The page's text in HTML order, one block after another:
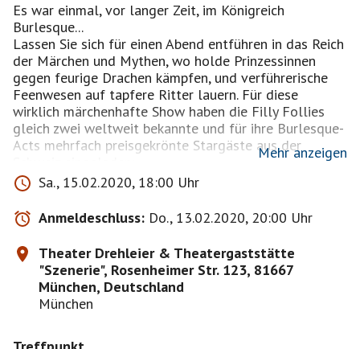
Es war einmal, vor langer Zeit, im Königreich
Burlesque...
Lassen Sie sich für einen Abend entführen in das Reich
der Märchen und Mythen, wo holde Prinzessinnen
gegen feurige Drachen kämpfen, und verführerische
Feenwesen auf tapfere Ritter lauern. Für diese
wirklich märchenhafte Show haben die Filly Follies
gleich zwei weltweit bekannte und für ihre Burlesque-
Acts mehrfach preisgekrönte Stargäste aus der
Mit indischen Wurzeln in der französischen Schweiz
lebend, verbindet die „Swiss Queen of Fire-Tassels“
Misty Lotus kraftvoll und bezaubernd die besten
Elemente zweier Welten. Ihre aufregenden Burlesque-
Acts und Feuer-Performances begeistern das
Publikum, wo immer ihr Fuß den Boden einer Bühne
berührt. Aus dem deutschsprachigen Teil der Schweiz
reist die über-glamouröse Minouche von Marabou zu
Auftritten und Festivals auf der ganzen Welt.
Mehr anzeigen
Sa., 15.02.2020, 18:00 Uhr
Anmeldeschluss: Do., 13.02.2020, 20:00 Uhr
Theater Drehleier & Theatergaststätte
"Szenerie", Rosenheimer Str. 123, 81667
München, Deutschland
München